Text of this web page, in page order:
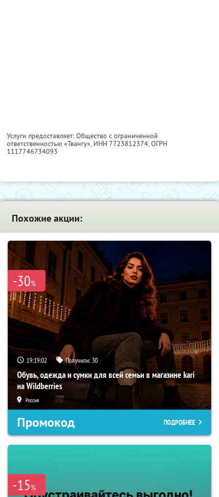
Услуги предоставляет: Общество с ограниченной
ответственностью «Твангу», ИНН 7723812374, ОГРН
1117746734093
Похожие акции:
-30%
19:19:01 Получили: 30
Обувь, одежда и сумки для всей семьи в магазине kari
на Wildberries
Россия
Промокод ПОДРОБНЕЕ
-15%